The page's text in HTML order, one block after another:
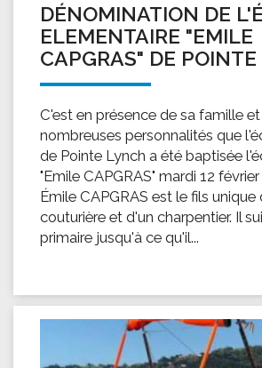
DÉNOMINATION DE
ELEMENTAIRE "EMILE
CAPGRAS" DE
C'est en présence de sa famille
nombreuses personnalités que
de Pointe Lynch a été baptisée
"Emile CAPGRAS" mardi 12
Émile CAPGRAS est le fils unique
couturière et d'un charpentier. Il
primaire jusqu'à ce qu'il...